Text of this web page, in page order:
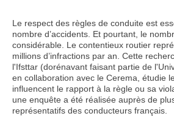
Le respect des règles de conduite est
nombre d’accidents. Et pourtant, le
considérable. Le contentieux routier
millions d’infractions par an. Cette
l'Ifsttar (dorénavant faisant partie de
en collaboration avec le Cerema, étudie
influencent le rapport à la règle ou sa
une enquête a été réalisée auprès de
représentatifs des conducteurs français.